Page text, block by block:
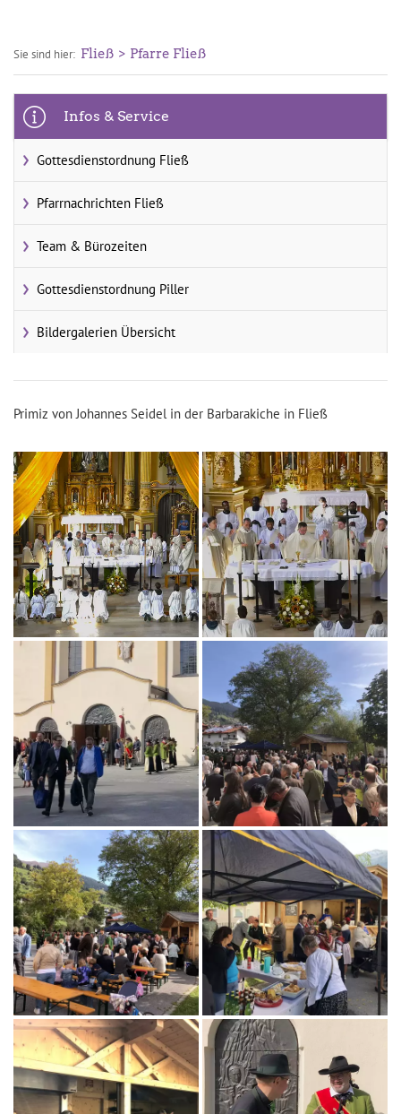
Sie sind hier: Fließ Pfarre Fließ
Infos & Service
Gottesdienstordnung Fließ
Pfarrnachrichten Fließ
Team & Bürozeiten
Gottesdienstordnung Piller
Bildergalerien Übersicht
Primiz von Johannes Seidel in der Barbarakiche in Fließ